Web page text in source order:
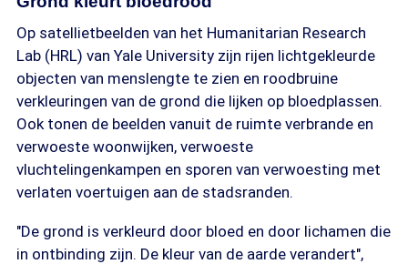
Op satellietbeelden van het Humanitarian Research
Lab (HRL) van Yale University zijn rijen lichtgekleurde
objecten van menslengte te zien en roodbruine
verkleuringen van de grond die lijken op bloedplassen.
Ook tonen de beelden vanuit de ruimte verbrande en
verwoeste woonwijken, verwoeste
vluchtelingenkampen en sporen van verwoesting met
verlaten voertuigen aan de stadsranden.
"De grond is verkleurd door bloed en door lichamen die
in ontbinding zijn. De kleur van de aarde verandert",